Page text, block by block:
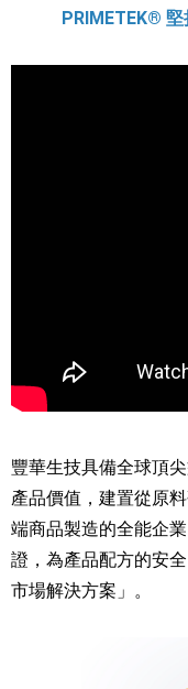
PRIMETEK®
豐華生技具備全球頂
產品價值，建置從原
端商品製造的全能企
證，為產品配方的安
市場解決方案」。